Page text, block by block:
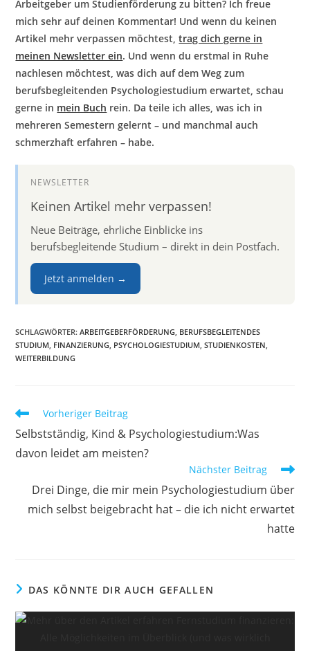
Arbeitgeber um Studienförderung zu bitten? Ich freue
mich sehr auf deinen Kommentar! Und wenn du keinen
Artikel mehr verpassen möchtest,trag dich gerne in
meinen Newsletter ein. Und wenn du erstmal in Ruhe
nachlesen möchtest, was dich auf dem Weg zum
berufsbegleitenden Psychologiestudium erwartet, schau
gerne in mein Buch rein. Da teile ich alles, was ich in
mehreren Semestern gelernt – und manchmal auch
schmerzhaft erfahren – habe.
NEWSLETTER
Keinen Artikel mehr verpassen!
Neue Beiträge, ehrliche Einblicke ins
berufsbegleitende Studium – direkt in dein Postfach.
Jetzt anmelden →
SCHLAGWÖRTER:ARBEITGEBERFÖRDERUNG, BERUFSBEGLEITENDES
STUDIUM, FINANZIERUNG, PSYCHOLOGIESTUDIUM, STUDIENKOSTEN,
WEITERBILDUNG
Weitere
Artikel
ansehen
Vorheriger Beitrag
Selbstständig, Kind & Psychologiestudium:Was
davon leidet am meisten?
Nächster Beitrag
Drei Dinge, die mir mein Psychologiestudium über
mich selbst beigebracht hat – die ich nicht erwartet
hatte
DAS KÖNNTE DIR AUCH GEFALLEN